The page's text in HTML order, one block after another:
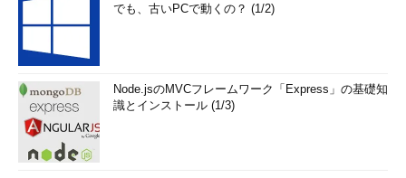
でも、古いPCで動くの？ (1/2)
Node.jsのMVCフレームワーク「Express」の基礎知
識とインストール (1/3)